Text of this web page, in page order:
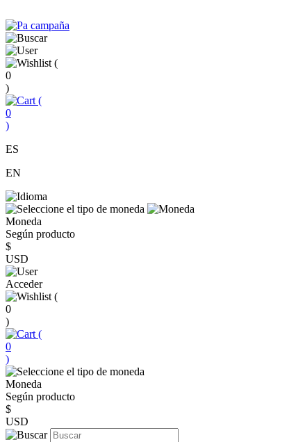
(
0
)
(
0
)
ES
EN
Moneda
Según producto
$
USD
Acceder
(
0
)
(
0
)
Moneda
Según producto
$
USD